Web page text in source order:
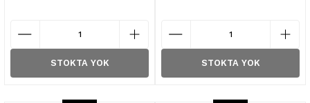
STOKTA YOK STOKTA YOK